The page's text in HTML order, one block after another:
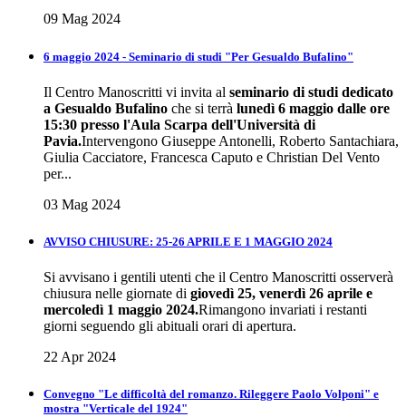
09 Mag 2024
6 maggio 2024 - Seminario di studi "Per Gesualdo Bufalino"
Il Centro Manoscritti vi invita al seminario di studi dedicato
a Gesualdo Bufalino che si terrà lunedì 6 maggio dalle ore
15:30 presso l'Aula Scarpa dell'Università di
Pavia.Intervengono Giuseppe Antonelli, Roberto Santachiara,
Giulia Cacciatore, Francesca Caputo e Christian Del Vento
per...
03 Mag 2024
AVVISO CHIUSURE: 25-26 APRILE E 1 MAGGIO 2024
Si avvisano i gentili utenti che il Centro Manoscritti osserverà
chiusura nelle giornate di giovedì 25, venerdì 26 aprile e
mercoledì 1 maggio 2024.Rimangono invariati i restanti
giorni seguendo gli abituali orari di apertura.
22 Apr 2024
Convegno "Le difficoltà del romanzo. Rileggere Paolo Volponi" e
mostra "Verticale del 1924"